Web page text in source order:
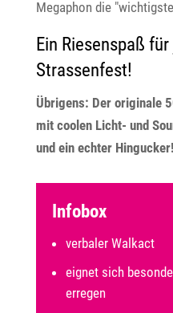
Megaphon die
Ein Riesenspaß
Strassenfest!
Übrigens: Der originale
mit coolen Licht- und
und ein echter Hingucker!
Infobox
verbaler Walkact
eignet sich
erregen